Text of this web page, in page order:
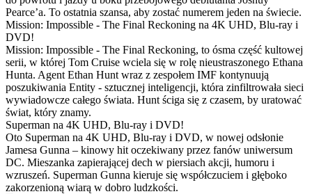
Pearce’a. To ostatnia szansa, aby zostać numerem jeden na świecie.
Mission: Impossible - The Final Reckoning na 4K UHD, Blu-ray i
DVD!
Mission: Impossible - The Final Reckoning, to ósma część kultowej
serii, w której Tom Cruise wciela się w rolę nieustraszonego Ethana
Hunta. Agent Ethan Hunt wraz z zespołem IMF kontynuują
poszukiwania Entity - sztucznej inteligencji, która zinfiltrowała sieci
wywiadowcze całego świata. Hunt ściga się z czasem, by uratować
świat, który znamy.
Superman na 4K UHD, Blu-ray i DVD!
Oto Superman na 4K UHD, Blu-ray i DVD, w nowej odsłonie
Jamesa Gunna – kinowy hit oczekiwany przez fanów uniwersum
DC. Mieszanka zapierającej dech w piersiach akcji, humoru i
wzruszeń. Superman Gunna kieruje się współczuciem i głęboko
zakorzenioną wiarą w dobro ludzkości.